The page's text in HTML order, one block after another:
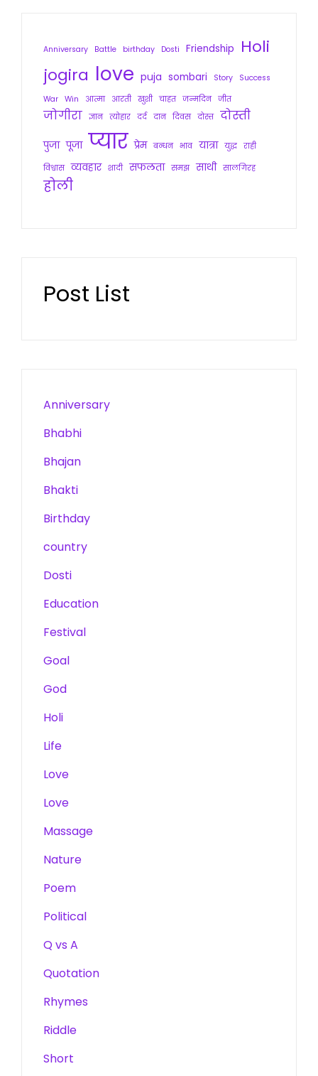
Anniversary Battle birthday Dosti Friendship
Holi
jogira love puja sombari Story
Success
War Win आत्मा आरती खुशी चाहत जन्मदिन जीत
जोगीरा ज्ञान त्योहार दर्द दान दिवस दोस्त दोस्ती
पुजा पूजा प्यार प्रेम बन्धन भाव यात्रा युद्ध राही
विश्वास व्यवहार शादी सफलता समझ साथी सालगिरह
होली
Post List
Anniversary
Bhabhi
Bhajan
Bhakti
Birthday
country
Dosti
Education
Festival
Goal
God
Holi
Life
Love
Love
Massage
Nature
Poem
Political
Q vs A
Quotation
Rhymes
Riddle
Short